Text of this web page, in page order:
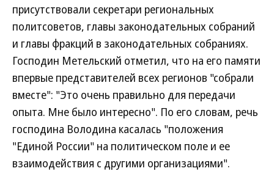
присутствовали секретари региональных
политсоветов, главы законодательных собраний
и главы фракций в законодательных собраниях.
Господин Метельский отметил, что на его памяти
впервые представителей всех регионов "собрали
вместе": "Это очень правильно для передачи
опыта. Мне было интересно". По его словам, речь
господина Володина касалась "положения
"Единой России" на политическом поле и ее
взаимодействия с другими организациями".